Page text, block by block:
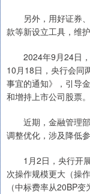
另外，用好证券、
款等新设立工具，维
2024年9月24日，
10月18日，央行会同
事宜的通知》，引导
和增持上市公司股票。
近期，金融管理部
调整优化，涉及降低
1月2日，央行开展
次操作规模更大（操
（中标费率从20BP变